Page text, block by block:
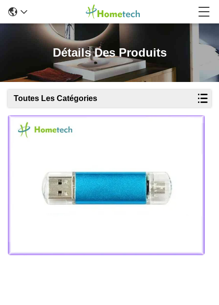
Détails Des Produits
Toutes Les Catégories